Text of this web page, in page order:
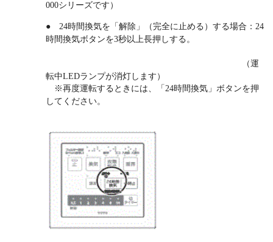
000シリーズです）
● 24時間換気を「解除」（完全に止める）する場合：24
時間換気ボタンを3秒以上長押しする。
（運
転中LEDランプが消灯します）
※再度運転するときには、「24時間換気」ボタンを押
してください。